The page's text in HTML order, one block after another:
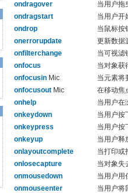
ondragover
当用户拖
ondragstart
当用户开
ondrop
当鼠标按
onerrorupdate
更新数据
onfilterchange
当可视滤
onfocus
当对象获
onfocusin
当元素将
onfocusout
在移动焦
onhelp
当用户在
onkeydown
当用户按
onkeypress
当用户按
onkeyup
当用户释
onlayoutcomplete
当打印或
onlosecapture
当对象失
onmousedown
当用户用
onmouseenter
当用户将